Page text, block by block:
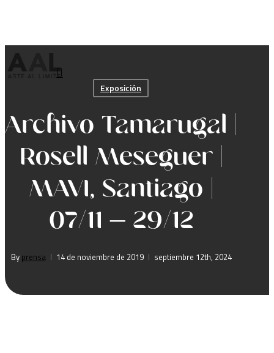
main
content
Menu
Exposición
Archivo Tamarugal |
Rosell Meseguer |
MAVI, Santiago |
07/11 – 29/12
By prensa 14 de noviembre de 2019 septiembre 12th, 2024